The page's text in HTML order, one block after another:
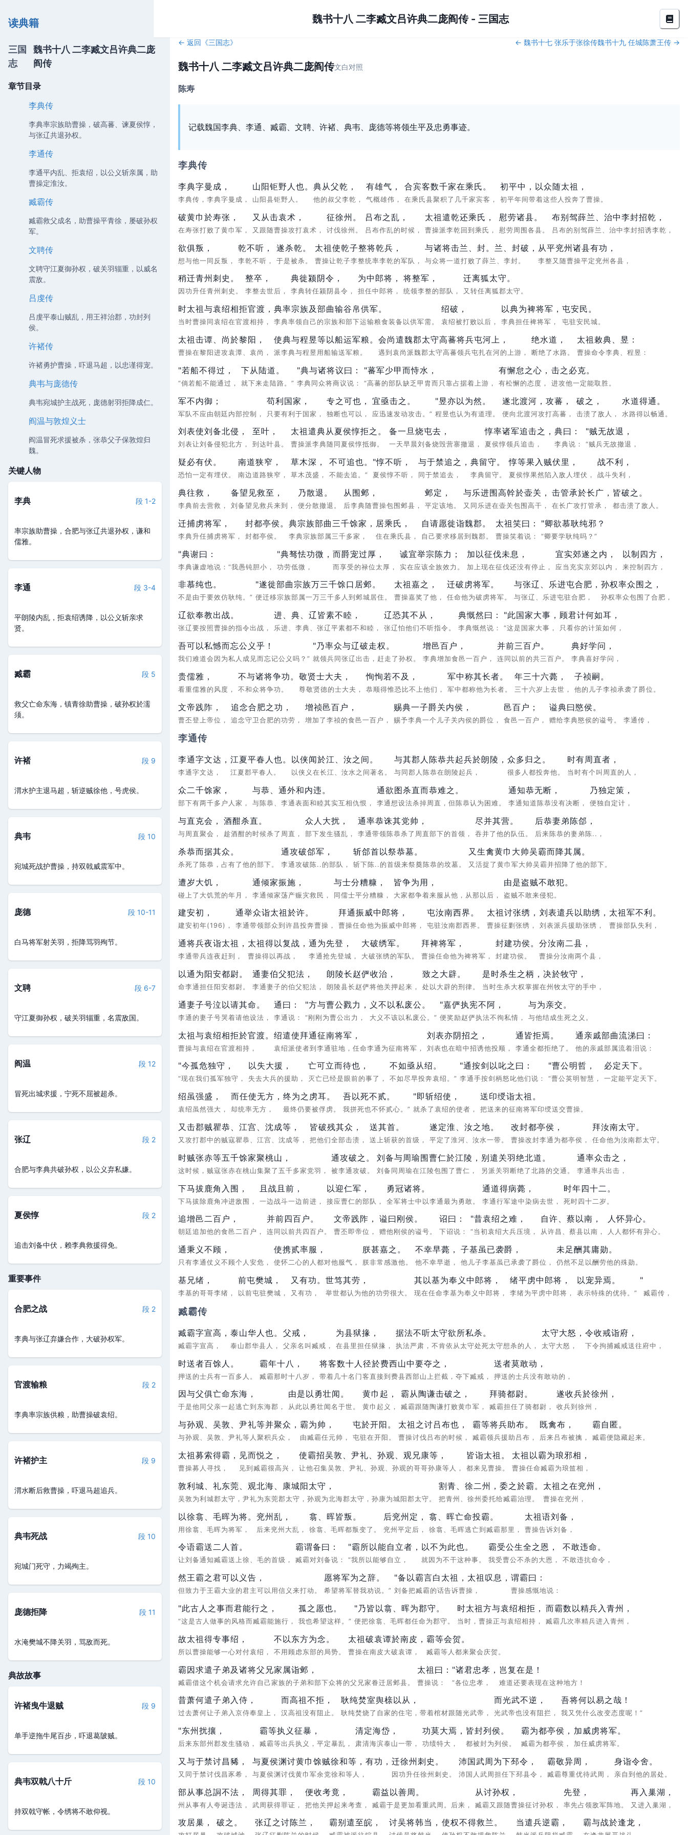
魏书十八 二李臧文吕许典二庞阎传- 三国志
读典籍
三国
志
魏书十八 二李臧文吕许典二庞
阎传
章节目录
李典传
李典率宗族助曹操，破高蕃、谏夏侯惇，
与张辽共退孙权。
李通传
李通平内乱、拒袁绍，以公义斩亲属，助
曹操定淮汝。
臧霸传
臧霸救父成名，助曹操平青徐，屡破孙权
军。
文聘传
文聘守江夏御孙权，破关羽辎重，以威名
震敌。
吕虔传
吕虔平泰山贼乱，用王祥治郡，功封列
侯。
许褚传
许褚勇护曹操，吓退马超，以忠谨得宠。
典韦与庞德传
典韦宛城护主战死，庞德射羽拒降成仁。
阎温与敦煌义士
阎温冒死求援被杀，张恭父子保敦煌归
魏。
关键人物
李典 段 1-2
率宗族助曹操，合肥与张辽共退孙权，谦和
儒雅。
李通 段 3-4
平朗陵内乱，拒袁绍诱降，以公义斩亲求
贤。
臧霸 段 5
救父亡命东海，镇青徐助曹操，破孙权於濡
须。
许褚 段 9
渭水护主退马超，斩逆贼徐他，号虎侯。
典韦 段 10
宛城死战护曹操，持双戟威震军中。
庞德 段 10-11
白马将军射关羽，拒降骂羽殉节。
文聘 段 6-7
守江夏御孙权，破关羽辎重，名震敌国。
阎温 段 12
冒死出城求援，宁死不屈被超杀。
张辽 段 2
合肥与李典共破孙权，以公义弃私嫌。
夏侯惇 段 2
追击刘备中伏，赖李典救援得免。
重要事件
合肥之战 段 2
李典与张辽弃嫌合作，大破孙权军。
官渡输粮 段 2
李典率宗族供粮，助曹操破袁绍。
许褚护主 段 9
渭水断后救曹操，吓退马超追兵。
典韦死战 段 10
宛城门死守，力竭殉主。
庞德拒降 段 11
水淹樊城不降关羽，骂敌而死。
典故故事
许褚曳牛退贼 段 9
单手逆拖牛尾百步，吓退葛陂贼。
典韦双戟八十斤 段 10
持双戟守帐，令绣将不敢仰视。
← 返回《三国志》 ← 魏书十七 张乐于张徐传魏书十九 任城陈萧王传 →
魏书十八 二李臧文吕许典二庞阎传文白对照
陈寿
记载魏国李典、李通、臧霸、文聘、许褚、典韦、庞德等将领生平及忠勇事迹。
李典传
李典字曼成，
李典传，李典字曼成，
山阳钜野人也。
山阳县钜野人。
典从父乾，
他的叔父李乾，
有雄气，
气概雄伟，
合宾客数千家在乘氏。
在乘氏县聚积了几千家宾客，
初平中，以众随太祖，
初平年间带着这些人投奔了曹操。
破黄巾於寿张，
在寿张打败了黄巾军，
又从击袁术，
又跟随曹操攻打袁术，
征徐州。
讨伐徐州。
吕布之乱，
吕布作乱的时候，
太祖遣乾还乘氏，
曹操派李乾回到乘氏，
慰劳诸县。
慰劳周围各县。
布别驾薛兰、治中李封招乾，
吕布的别驾薛兰、治中李封招诱李乾，
欲俱叛，
想与他一同反叛，
乾不听，
李乾不听，
遂杀乾。
于是被杀。
太祖使乾子整将乾兵，
曹操让乾子李整统率李乾的军队，
与诸将击兰、封。兰、封破，
与众将一道打败了薛兰、李封。
从平兖州诸县有功，
李整又随曹操平定兖州各县，
稍迁青州刺史。
因功升任青州刺史。
整卒，
李整去世后，
典徙颍阴令，
李典转任颍阴县令，
为中郎将，
担任中郎将，
将整军，
统领李整的部队，
迁离狐太守。
又转任离狐郡太守。
时太祖与袁绍相拒官渡，
当时曹操同袁绍在官渡相持，
典率宗族及部曲输谷帛供军。
李典率领自己的宗族和部下运输粮食装备以供军需。
绍破，
袁绍被打败以后，
以典为裨将军，
李典担任裨将军，
屯安民。
屯驻安民城。
太祖击谭、尚於黎阳，
曹操在黎阳进攻袁潭、袁尚，
使典与程昱等以船运军粮。
派李典与程昱用船输送军粮。
会尚遣魏郡太守高蕃将兵屯河上，
遇到袁尚派魏郡太守高蕃领兵屯扎在河的上游，
绝水道，
断绝了水路。
太祖敕典、昱：
曹操命令李典、程昱：
"若船不得过，
“倘若船不能通过，
下从陆道。
就下来走陆路。”
"典与诸将议曰：
李典同众将商议说：
"蕃军少甲而恃水，
“高蕃的部队缺乏甲胄而只靠占据着上游，
有懈怠之心，
有松懈的态度，
击之必克。
进攻他一定能取胜。
军不内御；
军队不应由朝廷内部控制，
苟利国家，
只要有利于国家，
专之可也，
独断也可以，
宜亟击之。
应迅速发动攻击。”
"昱亦以为然。
程昱也认为有道理。
遂北渡河，攻蕃，
便向北渡河攻打高蕃，
破之，
击溃了敌人，
水道得通。
水路得以畅通。
刘表使刘备北侵，
刘表让刘备侵犯北方，
至叶，
到达叶县。
太祖遣典从夏侯惇拒之。
曹操派李典随同夏侯惇抵御。
备一旦烧屯去，
一天早晨刘备烧毁营寨撤退，
惇率诸军追击之，
夏侯惇领兵追击，
典曰：
李典说：
"贼无故退，
“贼兵无故撤退，
疑必有伏。
恐怕一定有埋伏。
南道狭窄，
南边道路狭窄，
草木深，
草木茂盛，
不可追也。
不能去追。”
"惇不听，
夏侯惇不听，
与于禁追之，
同于禁追去，
典留守。
李典留守。
惇等果入贼伏里，
夏侯惇果然陷入敌人埋伏，
战不利，
战斗失利，
典往救，
李典前去营救，
备望见救至，
刘备望见救兵来到，
乃散退。
便分散撤退。
从围邺，
后李典随曹操包围邺县，
邺定，
平定该地。
与乐进围高幹於壶关，
又同乐进在壶关包围高干，
击管承於长广，
在长广攻打管承，
皆破之。
都击溃了敌人。
迁捕虏将军，
李典升任捕虏将军，
封都亭侯。
封都亭侯。
典宗族部曲三千馀家，
李典宗族部属三千多家，
居乘氏，
住在乘氏县，
自请愿徙诣魏郡。
自己要求移居到魏郡。
太祖笑曰：
曹操笑着说：
"卿欲慕耿纯邪？
“卿要学耿纯吗？”
"典谢曰：
李典谦虚地说：“我愚钝胆小，
"典驽怯功微，
功劳低微，
而爵宠过厚，
而享受的禄位太厚，
诚宜举宗陈力；
实在应该全族效力。
加以征伐未息，
加上现在征伐还没有停止，
宜实郊遂之内，
应当充实京郊以内，
以制四方，
来控制四方，
非慕纯也。
不是由于要效仿耿纯。”
"遂徙部曲宗族万三千馀口居邺。
便迁移宗族部属一万三千多人到邺城居住。
太祖嘉之，
曹操嘉奖了他，
迁破虏将军。
任命他为破虏将军。
与张辽、乐进屯合肥，
与张辽、乐进屯驻合肥，
孙权率众围之，
孙权率众包围了合肥，
辽欲奉教出战。
张辽要按照曹操的指令出战，
进、典、辽皆素不睦，
乐进、李典、张辽平素都不和睦，
辽恐其不从，
张辽怕他们不听指令。
典慨然曰：
李典慨然说：
"此国家大事，
“这是国家大事，
顾君计何如耳，
只看你的计策如何，
吾可以私憾而忘公义乎！
我们难道会因为私人成见而忘记公义吗？”
"乃率众与辽破走权。
就领兵同张辽出击，赶走了孙权。
增邑百户，
李典增加食邑一百户，
并前三百户。
连同以前的共三百户。
典好学问，
李典喜好学问，
贵儒雅，
看重儒雅的风度，
不与诸将争功。
不和众将争功。
敬贤士大夫，
尊敬贤德的士大夫，
恂恂若不及，
恭顺得惟恐比不上他们，
军中称其长者。
军中都称他为长者。
年三十六薨，
三十六岁上去世，
子祯嗣。
他的儿子李祯承袭了爵位。
文帝践阼，
曹丕登上帝位，
追念合肥之功，
追念守卫合肥的功劳，
增祯邑百户，
增加了李祯的食邑一百户，
赐典一子爵关内侯，
赐予李典一个儿子关内侯的爵位，
邑百户；
食邑一百户，
谥典曰愍侯。
赠给李典愍侯的谥号。 李通传，
李通传
李通字文达，
李通字文达，
江夏平春人也。
江夏郡平春人。
以侠闻於江、汝之间。
以侠义在长江、汝水之间著名。
与其郡人陈恭共起兵於朗陵，
与同郡人陈恭在朗陵起兵，
众多归之。
很多人都投奔他。
时有周直者，
当时有个叫周直的人，
众二千馀家，
部下有两千多户人家，
与恭、通外和内违。
与陈恭、李通表面和睦其实互相仇恨，
通欲图杀直而恭难之。
李通想设法杀掉周直，但陈恭认为困难。
通知恭无断，
李通知道陈恭没有决断，
乃独定策，
便独自定计，
与直克会，
与周直聚会，
酒酣杀直。
趁酒酣的时候杀了周直，
众人大扰，
部下发生骚乱，
通率恭诛其党帅，
李通带领陈恭杀了周直部下的首领，
尽并其营。
吞并了他的队伍。
后恭妻弟陈郃，
后来陈恭的妻弟陈..，
杀恭而据其众。
杀死了陈恭，占有了他的部下。
通攻破郃军，
李通攻破陈..的部队，
斩郃首以祭恭墓。
斩下陈..的首级来祭奠陈恭的坟墓。
又生禽黄巾大帅吴霸而降其属。
又活捉了黄巾军大帅吴霸并招降了他的部下。
遭岁大饥，
碰上了大饥荒的年月，
通倾家振施，
李通倾家荡产赈灾救民，
与士分糟糠，
同儒士平分糟糠，
皆争为用，
大家都争着来服从他，从那以后，
由是盗贼不敢犯。
盗贼不敢来侵犯。
建安初，
建安初年(196)，
通举众诣太祖於许。
李通带领部众到许昌投奔曹操，
拜通振威中郎将，
曹操任命他为振威中郎将，
屯汝南西界。
屯驻汝南郡西界。
太祖讨张绣，
曹操征剿张绣，
刘表遣兵以助绣，
刘表派兵援助张绣，
太祖军不利。
曹操部队失利，
通将兵夜诣太祖，
李通带兵连夜赶到，
太祖得以复战，
曹操得以再战，
通为先登，
李通抢先登城，
大破绣军。
大破张绣的军队。
拜裨将军，
曹操任命他为裨将军，
封建功侯。
封建功侯。
分汝南二县，
曹操分汝南两个县，
以通为阳安都尉。
命李通担任阳安都尉。
通妻伯父犯法，
李通妻子的伯父犯法，
朗陵长赵俨收治，
朗陵县长赵俨将他关押起来，
致之大辟。
处以大辟的刑律。
是时杀生之柄，决於牧守，
当时生杀大权掌握在州牧太守的手中，
通妻子号泣以请其命。
李通的妻子号哭着请他设法，
通曰：
李通说：
"方与曹公戮力，
“刚刚为曹公出力，
义不以私废公。
大义不该以私废公。”
"嘉俨执宪不阿，
便奖励赵俨执法不徇私情，
与为亲交。
与他结成生死之义。
太祖与袁绍相拒於官渡。
曹操与袁绍在官渡相持，
绍遣使拜通征南将军，
袁绍派使者到李通驻地，任命李通为征南将军，
刘表亦阴招之，
刘表也在暗中招诱他投顺，
通皆拒焉。
李通全都拒绝了。
通亲戚部曲流涕曰：
他的亲戚部属流着泪说：
"今孤危独守，
“现在我们孤军独守，
以失大援，
失去大兵的援助，
亡可立而待也，
灭亡已经是眼前的事了，
不如亟从绍。
不如尽早投奔袁绍。”
"通按剑以叱之曰：
李通手按剑柄怒叱他们说：
"曹公明哲，
“曹公英明智慧，
必定天下。
一定能平定天下。
绍虽强盛，
袁绍虽然强大，
而任使无方，
却统率无方，
终为之虏耳。
最终仍要被俘虏。
吾以死不贰。
我拼死也不怀贰心。”
"即斩绍使，
就杀了袁绍的使者，
送印绶诣太祖。
把送来的征南将军印绶送交曹操。
又击郡贼瞿恭、江宫、沈成等，
又攻打郡中的贼寇瞿恭、江宫、沈成等，
皆破残其众，
把他们全部击溃，
送其首。
送上斩获的首级，
遂定淮、汝之地。
平定了淮河、汝水一带。
改封都亭侯，
曹操改封李通为都亭侯，
拜汝南太守。
任命他为汝南郡太守。
时贼张赤等五千馀家聚桃山，
这时候，贼寇张赤在桃山集聚了五千多家党羽，
通攻破之。
被李通攻破。
刘备与周瑜围曹仁於江陵，
刘备同周瑜在江陵包围了曹仁，
别遣关羽绝北道。
另派关羽断绝了北路的交通。
通率众击之，
李通率兵出击，
下马拔鹿角入围，
下马拔除鹿角冲进敌围，
且战且前，
一边战斗一边前进，
以迎仁军，
接应曹仁的部队，
勇冠诸将。
全军将士中以李通最为勇敢。
通道得病薨，
李通行军途中染病去世，
时年四十二。
死时四十二岁。
追增邑二百户，
朝廷追加他的食邑二百户，
并前四百户。
连同以前共四百户。
文帝践阼，
曹丕即帝位，
谥曰刚侯。
赠他刚侯的谥号。
诏曰：
下诏说：
"昔袁绍之难，
“当初袁绍大兵压境，
自许、蔡以南，
从许昌、蔡县以南，
人怀异心。
人人都怀有异心。
通秉义不顾，
只有李通仗义不顾个人安危，
使携贰率服，
使怀二心的人都对他服气，
朕甚嘉之。
朕非常感激他。
不幸早薨，
他不幸早逝，
子基虽已袭爵，
他儿子李基虽已承袭了爵位，
未足酬其庸勋。
仍然不足以酬劳他的殊勋。
基兄绪，
李基的哥哥李绪，
前屯樊城，
以前屯驻樊城，
又有功。
又有功，
世笃其劳，
举世都认为他的功劳很大。
其以基为奉义中郎将，
现在任命李基为奉义中郎将，
绪平虏中郎将，
李绪为平虏中郎将，
以宠异焉。
表示特殊的优待。”
"
臧霸传，
臧霸传
臧霸字宣高，
臧霸字宣高，
泰山华人也。
泰山郡华县人，
父戒，
父亲名叫臧戒，
为县狱掾，
在县里担任狱掾，
据法不听太守欲所私杀。
执法严肃，不肯依从太守处死太守想杀的人，
太守大怒，
太守大怒，
令收戒诣府，
下令拘捕臧戒送往府中，
时送者百馀人。
押送的士兵有一百多人。
霸年十八，
臧霸那时十八岁，
将客数十人径於费西山中要夺之，
带着几十名门客直接到费县西部山上拦截，夺下臧戒，
送者莫敢动，
押送的士兵没有敢动的，
因与父俱亡命东海，
于是他同父亲一起逃亡到东海郡，
由是以勇壮闻。
从此以勇壮闻名于世。
黄巾起，
黄巾起义，
霸从陶谦击破之，
臧霸跟随陶谦打败黄巾军，
拜骑都尉。
臧霸担任了骑都尉，
遂收兵於徐州，
收兵到徐州，
与孙观、吴敦、尹礼等并聚众，
与孙观、吴敦、尹礼等人聚积兵众，
霸为帅，
由臧霸任元帅，
屯於开阳。
屯驻在开阳。
太祖之讨吕布也，
曹操讨伐吕布的时候，
霸等将兵助布。
臧霸领兵援助吕布，
既禽布，
后来吕布被擒，
霸自匿。
臧霸便隐藏起来。
太祖募索得霸，
曹操募人寻找，
见而悦之，
见到臧霸很高兴，
使霸招吴敦、尹礼、孙观、观兄康等，
让他召集吴敦、尹礼、孙观、孙观的哥哥孙康等人，
皆诣太祖。
都来见曹操。
太祖以霸为琅邪相，
曹操任命臧霸为琅笽相，
敦利城、礼东莞、观北海、康城阳太守，
吴敦为利城郡太守，尹礼为东莞郡太守，孙观为北海郡太守，孙康为城阳郡太守。
割青、徐二州，委之於霸。
把青州、徐州委托给臧霸治理。
太祖之在兖州，
曹操在兖州，
以徐翕、毛晖为将。
用徐翕、毛晖为将军，
兖州乱，
后来兖州大乱，
翕、晖皆叛。
徐翕、毛晖都叛变了。
后兖州定，
兖州平定后，
翕、晖亡命投霸。
徐翕、毛晖逃亡到臧霸那里，
太祖语刘备，
曹操告诉刘备，
令语霸送二人首。
让刘备通知臧霸送上徐、毛的首级，
霸谓备曰：
臧霸对刘备说：
"霸所以能自立者，
“我所以能够自立，
以不为此也。
就因为不干这种事。
霸受公生全之恩，
我受曹公不杀的大恩，
不敢违命。
不敢违抗命令，
然王霸之君可以义告，
但致力于王霸大业的君主可以用信义来打动。
愿将军为之辞。
希望将军替我劝说。”
"备以霸言白太祖，太祖叹息，
刘备把臧霸的话告诉曹操，
谓霸曰：
曹操感慨地说：
"此古人之事而君能行之，
“这是古人做事的风格而臧霸能施行，
孤之愿也。
我也希望这样。”
"乃皆以翕、晖为郡守。
便把徐翕、毛晖都任命为郡守。
时太祖方与袁绍相拒，
当时，曹操正与袁绍相持，
而霸数以精兵入青州，
臧霸几次率精兵进入青州，
故太祖得专事绍，
所以曹操能够一心对付袁绍，
不以东方为念。
不用顾虑东部的局势。
太祖破袁谭於南皮，
曹操在南皮大破袁谭，
霸等会贺。
臧霸等人都来聚会庆贺。
霸因求遣子弟及诸将父兄家属诣邺，
臧霸借这个机会请求允许自己家族的子弟和部下众将的父兄家眷迁居邺县。
太祖曰：
曹操说：
"诸君忠孝，
“各位忠孝，
岂复在是！
难道还要表现在这种地方！
昔萧何遣子弟入侍，
过去萧何让子弟入京侍奉皇上，
而高祖不拒，
汉高祖没有阻止。
耿纯焚室舆榇以从，
耿纯焚烧了自家的住宅，带着棺材跟随光武帝，
而光武不逆，
光武帝也没有阻拦，
吾将何以易之哉！
我又凭什么改变态度呢！”
"东州扰攘，
后来东部州郡发生骚动，
霸等执义征暴，
臧霸等出兵执义，平定暴乱，
清定海岱，
肃清海滨泰山一带，
功莫大焉，
功绩特大，
皆封列侯。
都被封为列侯。
霸为都亭侯，
臧霸为都亭侯，
加威虏将军。
加任威虏将军。
又与于禁讨昌豨，
又同于禁讨伐昌豕希，
与夏侯渊讨黄巾馀贼徐和等，有功，
与夏侯渊讨伐黄巾军余党徐和等人，
迁徐州刺史。
因功升任徐州刺史。
沛国武周为下邳令，
沛国人武周担任下邳县令，
霸敬异周，
臧霸尊重优待武周，
身诣令舍。
亲自到他的居处。
部从事总詷不法，
州从事有人夸诞违法，
周得其罪，
武周获得罪证，
便收考竟，
把他关押起来考查，
霸益以善周。
臧霸于是更加看重武周。后来，
从讨孙权，
臧霸又跟随曹操征讨孙权，
先登，
率先占领敌军阵地。
再入巢湖，
又进入巢湖，
攻居巢， 破之。 张辽之讨陈兰， 霸别遣至皖， 讨吴将韩当， 使权不得救兰。 当遣兵逆霸， 霸与战於逢龙，